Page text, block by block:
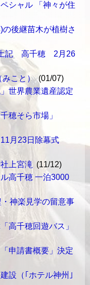
シャル 「神々が住
後継苗木が植樹さ
記 高千穂 2月26
こと） (01/07)
世界農業遺産認定
千穂そら市場」
月23日除幕式
上宮滝 (11/12)
高千穂 一泊3000
神楽見学の留意事
高千穂回遊バス」
申請書概要」決定
設（｢ホテル神州｣